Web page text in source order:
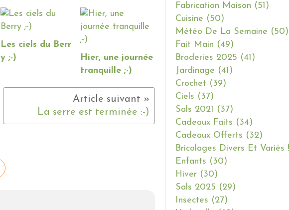
Les ciels du Berr
y ;-)
Hier, une journée
tranquille ;-)
La serre est terminée :-)
Fabrication Maison (51)
Cuisine (50)
Météo De La Semaine (50)
Fait Main (49)
Broderies 2025 (41)
Jardinage (41)
Crochet (39)
Ciels (37)
Sals 2021
(37)
Cadeaux Faits (34)
Cadeaux Offerts (32)
Bricolages Divers Et Variés
Enfants (30)
Hiver (30)
Sals 2025 (29)
Insectes (27)